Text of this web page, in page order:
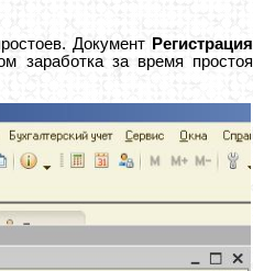
Документ Регистрация
заработка за время простоя